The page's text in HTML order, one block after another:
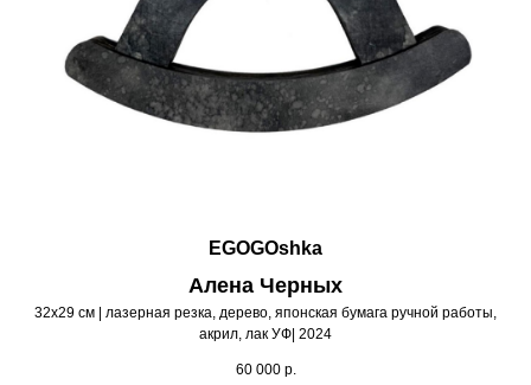
EGOGOshka
Алена Черных
32х29 см | лазерная резка, дерево, японская бумага ручной работы,
акрил, лак УФ| 2024
60 000 р.